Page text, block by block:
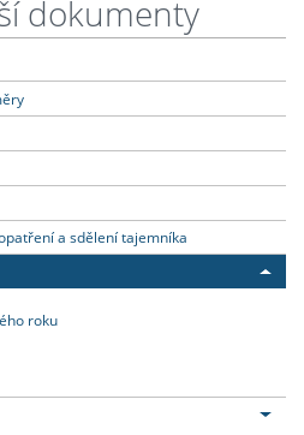
dokumenty
a sdělení tajemníka
roku